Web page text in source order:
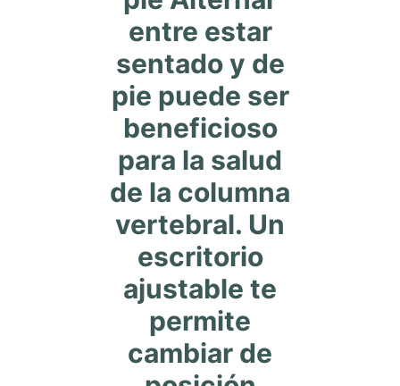
entre estar
sentado y de
pie puede ser
beneficioso
para la salud
de la columna
vertebral. Un
escritorio
ajustable te
permite
cambiar de